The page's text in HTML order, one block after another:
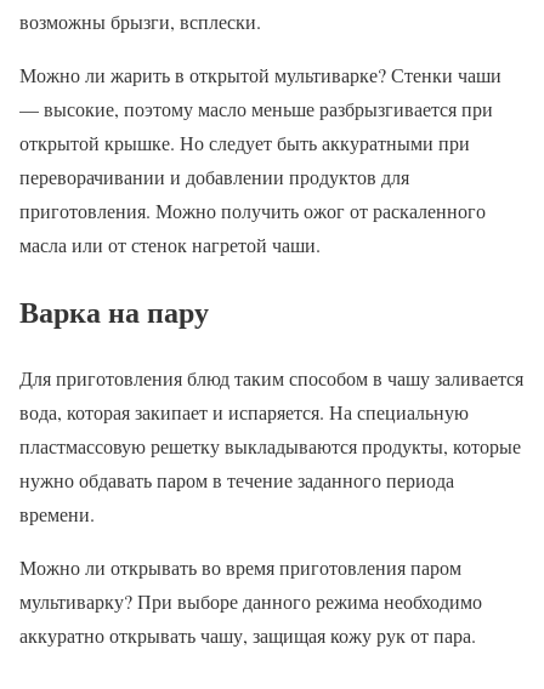
возможны брызги, всплески.
Можно ли жарить в открытой мультиварке? Стенки чаши
— высокие, поэтому масло меньше разбрызгивается при
открытой крышке. Но следует быть аккуратными при
переворачивании и добавлении продуктов для
приготовления. Можно получить ожог от раскаленного
масла или от стенок нагретой чаши.
Варка на пару
Для приготовления блюд таким способом в чашу заливается
вода, которая закипает и испаряется. На специальную
пластмассовую решетку выкладываются продукты, которые
нужно обдавать паром в течение заданного периода
времени.
Можно ли открывать во время приготовления паром
мультиварку? При выборе данного режима необходимо
аккуратно открывать чашу, защищая кожу рук от пара.